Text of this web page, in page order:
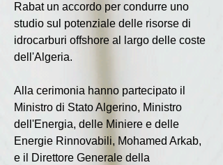
Rabat un accordo per condurre uno
studio sul potenziale delle risorse di
idrocarburi offshore al largo delle coste
dell'Algeria.
Alla cerimonia hanno partecipato il
Ministro di Stato Algerino, Ministro
dell'Energia, delle Miniere e delle
Energie Rinnovabili, Mohamed Arkab,
e il Direttore Generale della